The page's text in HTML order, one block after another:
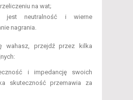
na wat;
jest neutralność i wierne
nagrania.
wahasz, przejdź przez kilka
i impedancję swoich
skuteczność przemawia za